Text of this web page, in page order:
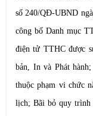
số 240/QĐ-UBND
công bố Danh mục
điện tử TTHC được
bản, In và Phát
thuộc phạm vi chức
lịch; Bãi bỏ quy